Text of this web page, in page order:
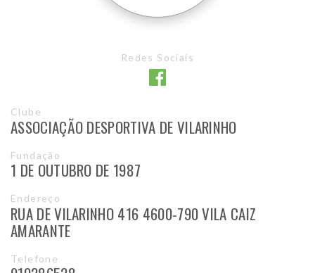
Redes Sociais
Clube
ASSOCIAÇÃO DESPORTIVA DE VILARINHO
Fundação
1 DE OUTUBRO DE 1987
Endereço
RUA DE VILARINHO 416 4600-790 VILA CAIZ
AMARANTE
Telefone